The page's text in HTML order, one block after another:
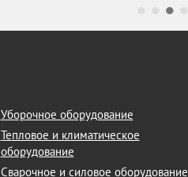
Уборочное оборудование
Тепловое и климатическое
оборудование
Сварочное и силовое оборудование